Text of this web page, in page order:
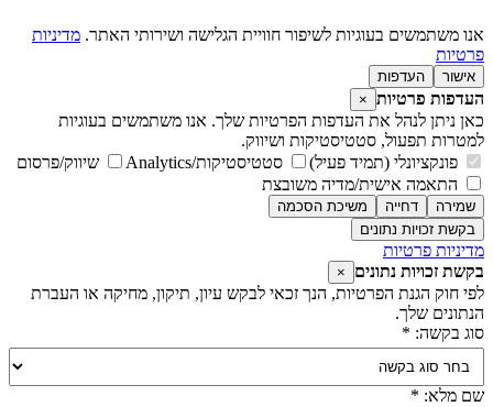
משתמשים בעוגיות לשיפור חוויית הגלישה ושירותי האתר.מדיניות
אישור העדפות
פרטיות ×
ניתן לנהל את העדפות הפרטיות שלך. אנו משתמשים בעוגיות
תפעול, סטטיסטיקות ושיווק.
פונקציונלי (תמיד פעיל)
סטטיסטיקות/Analytics
שיווק/פרסום
התאמה אישית/מדיה משובצת
שמירה דחייה
משיכת הסכמה
בקשת זכויות נתונים
פרטיות
זכויות נתונים ×
חוק הגנת הפרטיות, הנך זכאי לבקש עיון, תיקון, מחיקה או העברת
שלך.
בקשה: *
מלא: *